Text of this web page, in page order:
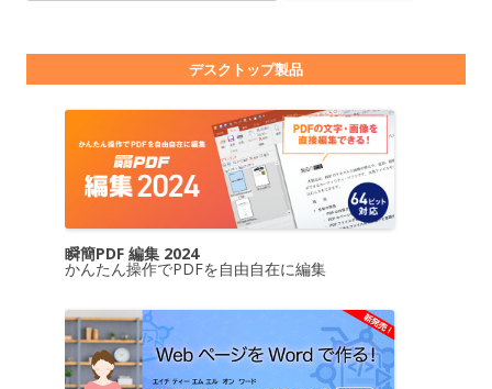
デスクトップ製品
瞬簡PDF 編集 2024
かんたん操作でPDFを自由自在に編集